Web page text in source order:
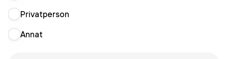
Privatperson
Annat